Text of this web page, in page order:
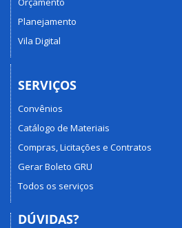
Planejamento
Vila Digital
SERVIÇOS
Convênios
Catálogo de Materiais
Compras, Licitações e Contratos
Gerar Boleto GRU
Todos os serviços
DÚVIDAS?